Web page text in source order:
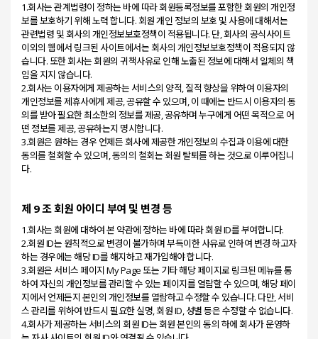
1.회사는 관계법령이 정하는 바에 따라 회원등록정보를 포함한 회원의 개인정
보를 보호하기 위해 노력 합니다. 회원 개인 정보의 보호 및 사용에 대해서는
관련법령 및 회사의 개인정보보호정책이 적용됩니다. 단, 회사의 공식사이트
이외의 웹에서 링크된 사이트에서는 회사의 개인정보보호정책이 적용되지 않
습니다. 또한 회사는 회원의 귀책사유로 인해 노출된 정보에 대해서 일체의 책
임을 지지 않습니다.
2.회사는 이용자에게 제공하는 서비스의 양적, 질적 향상을 위하여 이용자의
개인정보를 제휴사에게 제공, 공유할 수 있으며, 이 때에는 반드시 이용자의 동
의를 받아 필요한 최소한의 정보를 제공, 공유하며 누구에게 어떤 목적으로 어
떤 정보를 제공, 공유하는지 명시합니다.
3.회원은 원하는 경우 언제든 회사에 제공한 개인정보의 수집과 이용에 대한
동의를 철회할 수 있으며, 동의의 철회는 회원 탈퇴를 하는 것으로 이루어집니
제 9 조 회원 아이디 부여 및 변경 등
1.회사는 회원에 대하여 본 약관에 정하는 바에 따라 회원 ID를 부여합니다.
2.회원 ID는 원칙적으로 변경이 불가하며 부득이한 사유로 인하여 변경 하고자
하는 경우에는 해당 ID를 해지하고 재가입해야 합니다.
3.회원은 서비스 페이지 My Page 또는 기타 해당 페이지로 링크된 메뉴를 통
하여 자신의 개인정보를 관리할 수 있는 페이지를 열람할 수 있으며, 해당 페이
지에서 언제든지 본인의 개인정보를 열람하고 수정할 수 있습니다. 다만, 서비
스 관리를 위하여 반드시 필요한 실명, 회원 ID, 성별 등은 수정할 수 없습니다.
4.회사가 제공하는 서비스의 회원 ID는 회원 본인의 동의 하에 회사가 운영하